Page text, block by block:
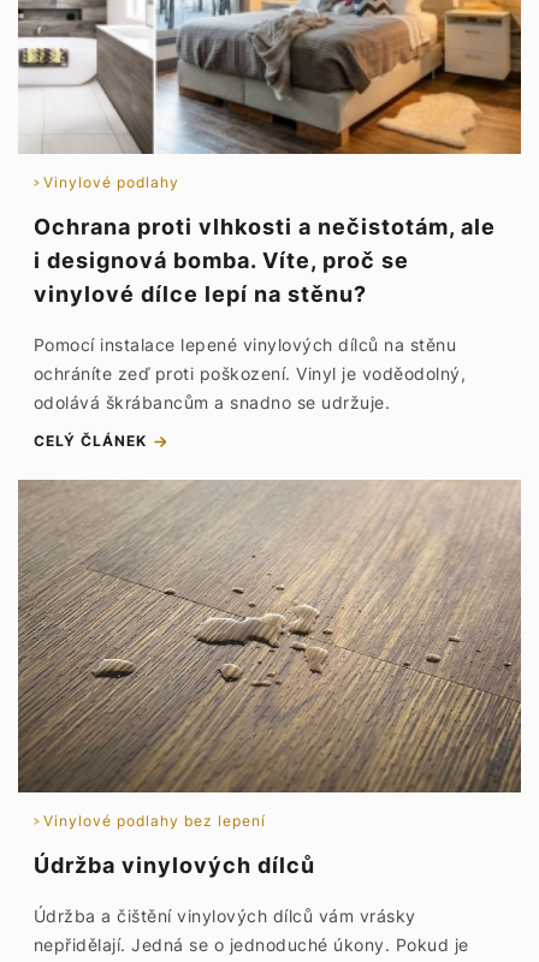
Vinylové podlahy
Ochrana proti vlhkosti a nečistotám, ale
i designová bomba. Víte, proč se
vinylové dílce lepí na stěnu?
Pomocí instalace lepené vinylových dílců na stěnu
ochráníte zeď proti poškození. Vinyl je voděodolný,
odolává škrábancům a snadno se udržuje.
CELÝ ČLÁNEK
Vinylové podlahy bez lepení
Údržba vinylových dílců
Údržba a čištění vinylových dílců vám vrásky
nepřidělají. Jedná se o jednoduché úkony. Pokud je